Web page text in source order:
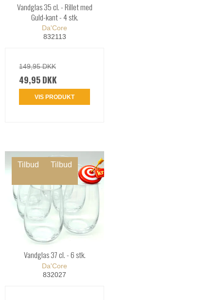
Vandglas 35 cl. - Rillet med
Guld-kant - 4 stk.
Da'Core
832113
149,95 DKK
49,95 DKK
VIS PRODUKT
Tilbud Tilbud
Vandglas 37 cl. - 6 stk.
Da'Core
832027